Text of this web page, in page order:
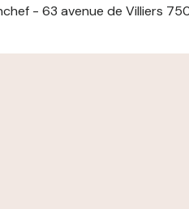
- 63 avenue de Villiers